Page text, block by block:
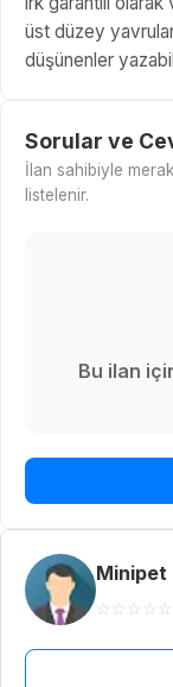
üst düzey
düşünenler
Sorular ve
İlan sahibiyle
listelenir.
Bu ilan
Minipet
☆ ☆ ☆ ☆ ☆